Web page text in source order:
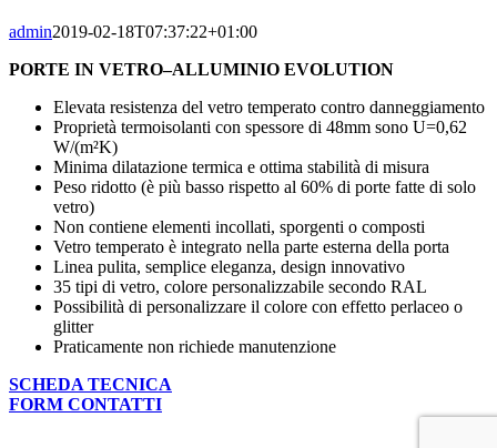
admin2019-02-18T07:37:22+01:00
PORTE IN VETRO–ALLUMINIO EVOLUTION
Elevata resistenza del vetro temperato contro danneggiamento
Proprietà termoisolanti con spessore di 48mm sono U=0,62
W/(m²K)
Minima dilatazione termica e ottima stabilità di misura
Peso ridotto (è più basso rispetto al 60% di porte fatte di solo
vetro)
Non contiene elementi incollati, sporgenti o composti
Vetro temperato è integrato nella parte esterna della porta
Linea pulita, semplice eleganza, design innovativo
35 tipi di vetro, colore personalizzabile secondo RAL
Possibilità di personalizzare il colore con effetto perlaceo o
glitter
Praticamente non richiede manutenzione
SCHEDA TECNICA
FORM CONTATTI